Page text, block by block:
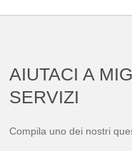
AIUTACI A
SERVIZI
Compila uno dei nostri